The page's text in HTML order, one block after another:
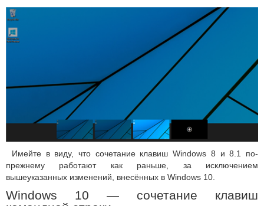
Имейте в виду, что сочетание клавиш Windows 8 и 8.1 по-
прежнему работают как раньше, за исключением
вышеуказанных изменений, внесённых в Windows 10.
Windows 10 — сочетание клавиш